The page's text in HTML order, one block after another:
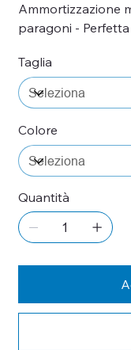
Ammortizzazione
paragoni -
Taglia
Colore
Quantità